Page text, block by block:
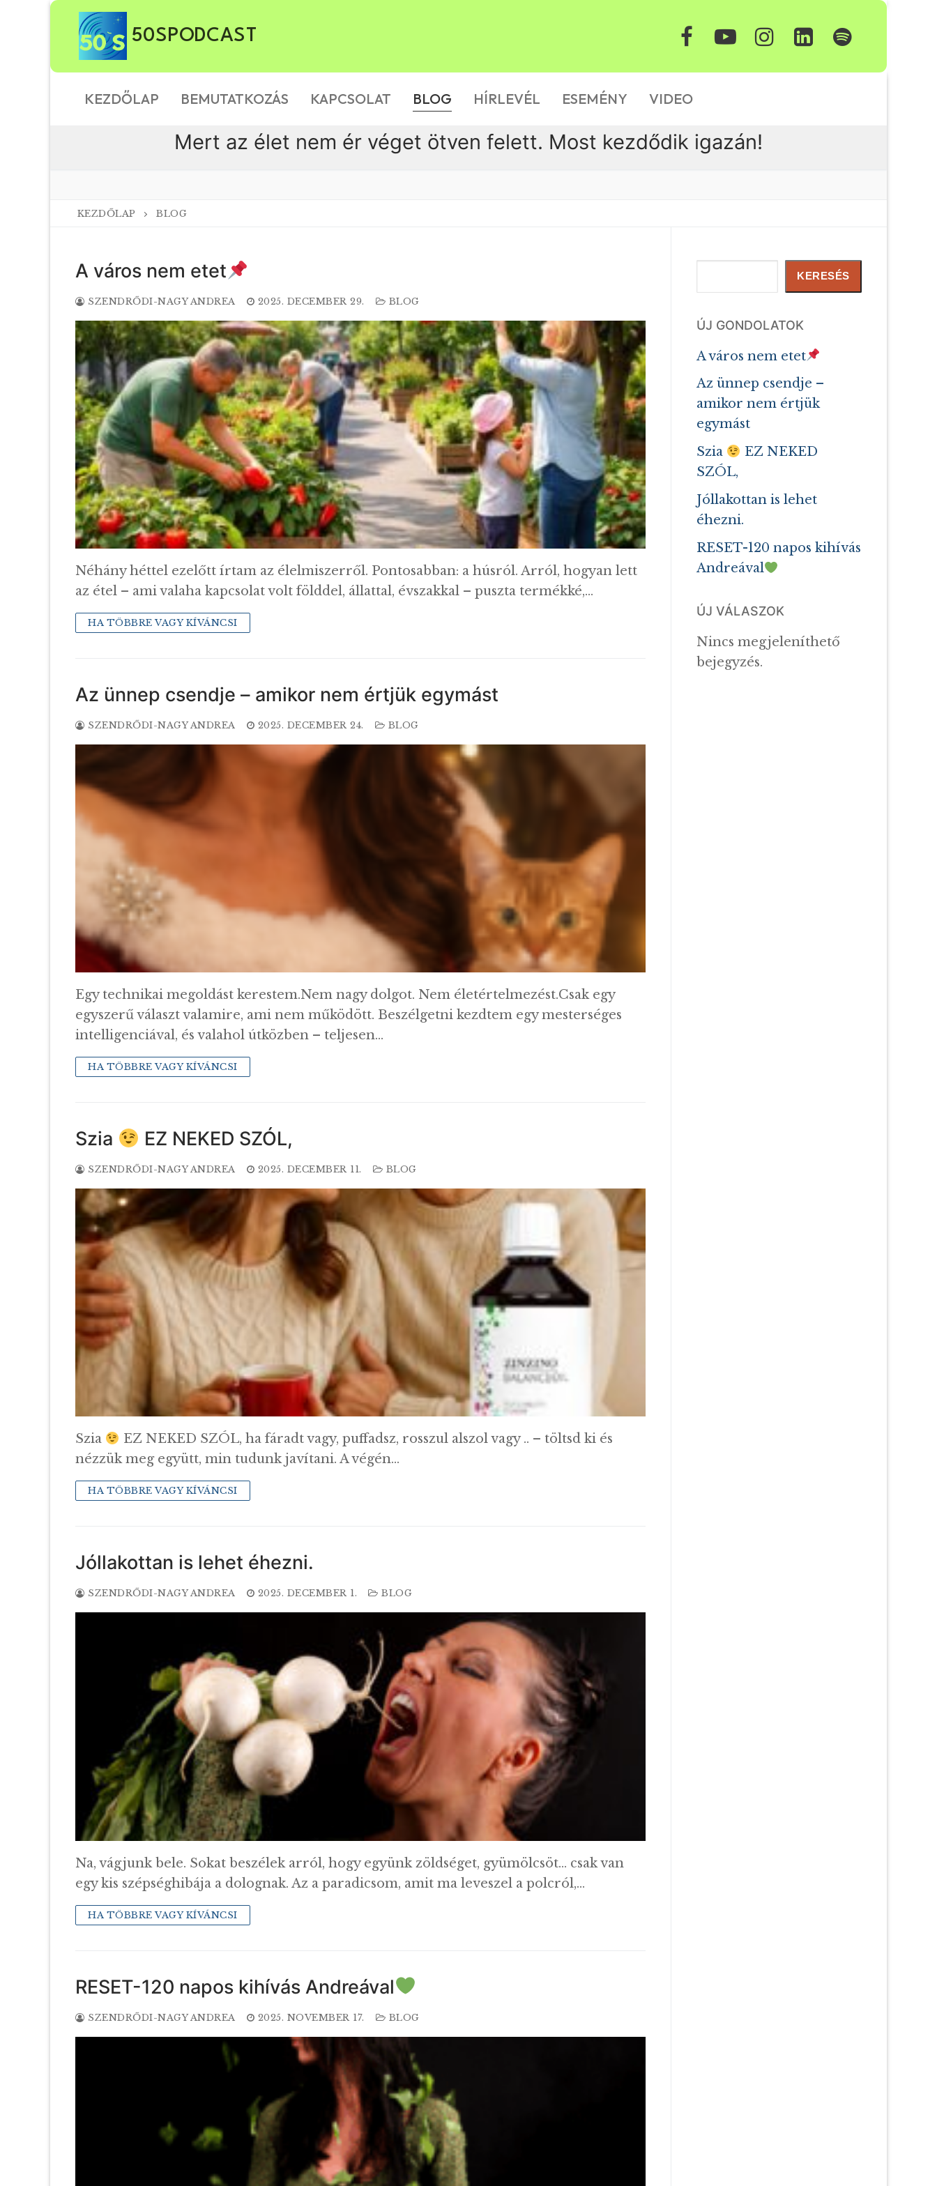
Ugrás
tartalomra
50SPODCAST
KEZDŐLAP BEMUTATKOZÁS KAPCSOLAT BLOG HÍRLEVÉL ESEMÉNY VIDEO
Mert az élet nem ér véget ötven felett. Most kezdődik igazán!
KEZDŐLAP BLOG
A város nem etet
SZENDRŐDI-NAGY ANDREA 2025. DECEMBER 29. BLOG
Néhány héttel ezelőtt írtam az élelmiszerről. Pontosabban: a húsról. Arról, hogyan lett
az étel – ami valaha kapcsolat volt földdel, állattal, évszakkal – puszta termékké,…
HA TÖBBRE VAGY KÍVÁNCSI
Az ünnep csendje – amikor nem értjük egymást
SZENDRŐDI-NAGY ANDREA 2025. DECEMBER 24. BLOG
Egy technikai megoldást kerestem.Nem nagy dolgot. Nem életértelmezést.Csak egy
egyszerű választ valamire, ami nem működött. Beszélgetni kezdtem egy mesterséges
intelligenciával, és valahol útközben – teljesen…
HA TÖBBRE VAGY KÍVÁNCSI
Szia EZ NEKED SZÓL,
SZENDRŐDI-NAGY ANDREA 2025. DECEMBER 11. BLOG
Szia
EZ NEKED SZÓL, ha fáradt vagy, puffadsz, rosszul alszol vagy .. – töltsd ki és
nézzük meg együtt, min tudunk javítani. A végén…
HA TÖBBRE VAGY KÍVÁNCSI
Jóllakottan is lehet éhezni.
SZENDRŐDI-NAGY ANDREA 2025. DECEMBER 1. BLOG
Na, vágjunk bele. Sokat beszélek arról, hogy együnk zöldséget, gyümölcsöt… csak van
egy kis szépséghibája a dolognak. Az a paradicsom, amit ma leveszel a polcról,…
HA TÖBBRE VAGY KÍVÁNCSI
RESET-120 napos kihívás Andreával
SZENDRŐDI-NAGY ANDREA 2025. NOVEMBER 17. BLOG
KERESÉS
ÚJ GONDOLATOK
A város nem etet
Az ünnep csendje –
amikor nem értjük
egymást
Szia
EZ NEKED
SZÓL,
Jóllakottan is lehet
éhezni.
RESET-120 napos kihívás
Andreával
ÚJ VÁLASZOK
Nincs megjeleníthető
bejegyzés.